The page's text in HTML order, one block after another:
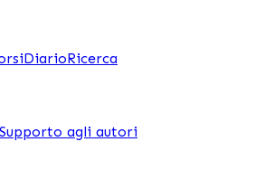
DiarioRicerca
Supporto agli autori